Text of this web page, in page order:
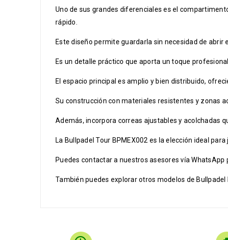
Uno de sus grandes diferenciales es el
rápido.
Este diseño permite guardarla sin necesidad de
Es un detalle práctico que aporta un toque
El espacio principal es amplio y bien distribuido,
Su construcción con materiales resistentes y zonas
Además, incorpora correas ajustables y acolchadas
La Bullpadel Tour BPMEX002 es la elección ideal
Puedes contactar a nuestros asesores vía WhatsApp
También puedes explorar otros modelos de